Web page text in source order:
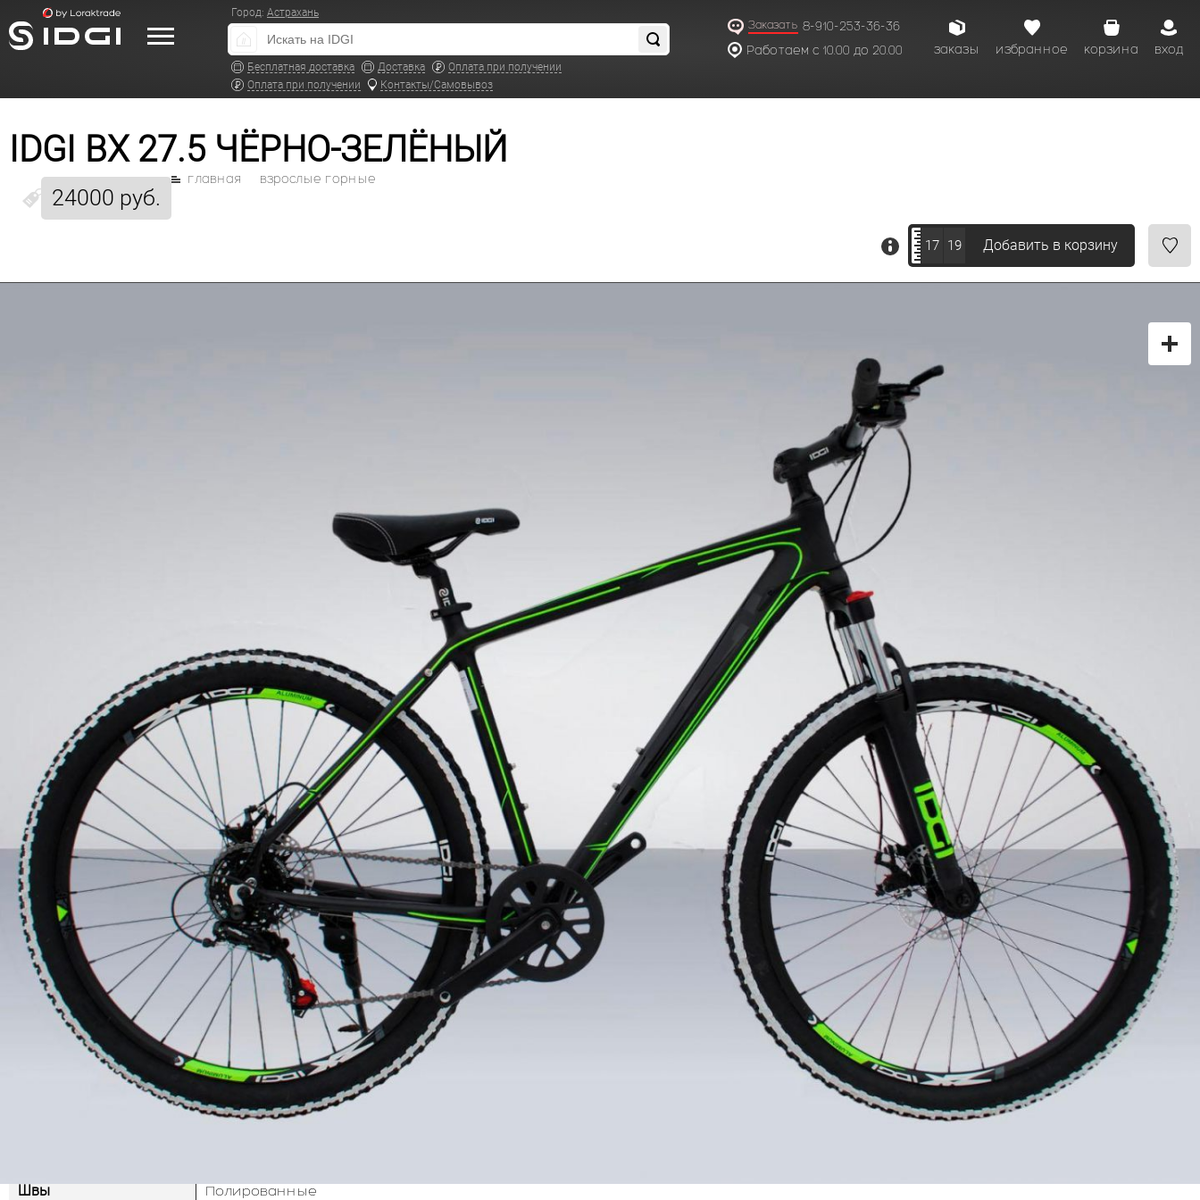
Город: Астрахань
Бесплатная доставка Доставка
Оплата при получении
Оплата при получении
Контакты/Самовывоз
Заказать 8-910-253-36-36
Работаем с 10.00 до 20.00
вход
корзина
избранное
заказы
IDGI BX 27.5 ЧЁРНО-ЗЕЛЁНЫЙ
24000 руб.
главная взрослые горные
17 19 Добавить в корзину
ОБОРУДОВАНИЕ
Акция бесплатная доставка до пункта СДЭК в вашем городе
Оплата в месте получения велосипеда. (без предоплаты).
Швы Полированные